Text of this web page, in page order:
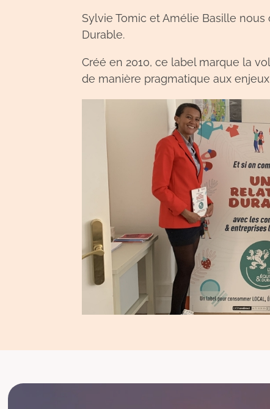
Sylvie Tomic et Amélie Basille
Durable.
Créé en 2010, ce label marque la
de manière pragmatique aux